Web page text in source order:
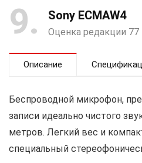
9 Sony ECMAW4
Оценка редакции 77
Описание
Беспроводной микрофон,
записи идеально чистого
метров. Легкий вес и
специальный